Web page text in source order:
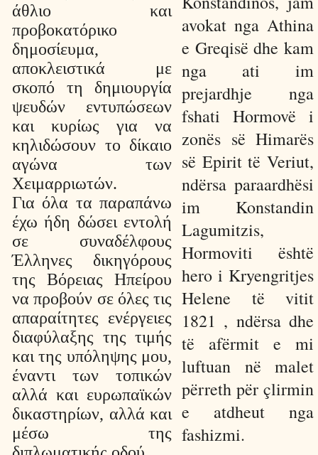
άθλιο και
προβοκατόρικο
δημοσίευμα,
αποκλειστικά με
σκοπό τη δημιουργία
ψευδών εντυπώσεων
και κυρίως για να
κηλιδώσουν το δίκαιο
αγώνα των
Χειμαρριωτών.
Για όλα τα παραπάνω
έχω ήδη δώσει εντολή
σε συναδέλφους
Έλληνες δικηγόρους
της Βόρειας Ηπείρου
να προβούν σε όλες τις
απαραίτητες ενέργειες
διαφύλαξης της τιμής
και της υπόληψης μου,
έναντι των τοπικών
αλλά και ευρωπαϊκών
δικαστηρίων, αλλά και
μέσω της
avokat nga Athina
e Greqisë dhe kam
nga ati im
prejardhje nga
fshati Hormovë i
zonës së Himarës
së Epirit të Veriut,
ndërsa paraardhësi
im Konstandin
Lagumitzis,
Hormoviti është
hero i Kryengritjes
Helene të vitit
1821 , ndërsa dhe
të afërmit e mi
luftuan në malet
përreth për çlirmin
e atdheut nga
fashizmi.